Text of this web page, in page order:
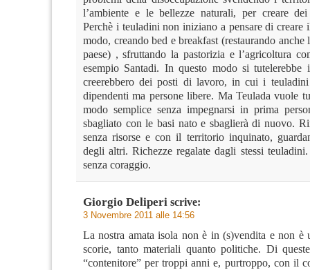
l’ambiente e le bellezze naturali, per creare
Perchè i teuladini non iniziano a pensare di creare
modo, creando bed e breakfast (restaurando anche
paese) , sfruttando la pastorizia e l’agricoltura
esempio Santadi. In questo modo si
creerebbero dei posti di lavoro, in cui i teuladini
dipendenti ma persone libere. Ma Teulada vuole
modo semplice senza impegnarsi in prima
sbagliato con le basi nato e sbaglierà di nuovo.
senza risorse e con il territorio inquinato,
degli altri. Richezze regalate dagli stessi
senza coraggio.
Giorgio Deliperi scrive:
3 Novembre 2011 alle 14:56
La nostra amata isola non è in (s)vendita e non è
scorie, tanto materiali quanto politiche. Di
“contenitore” per troppi anni e, purtroppo, con il